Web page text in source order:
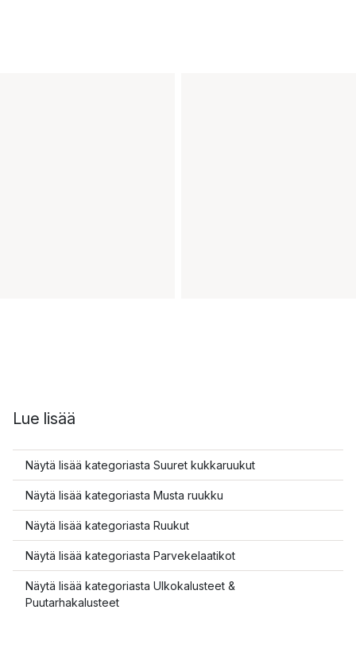
Lue lisää
Näytä lisää kategoriasta Suuret kukkaruukut
Näytä lisää kategoriasta Musta ruukku
Näytä lisää kategoriasta Ruukut
Näytä lisää kategoriasta Parvekelaatikot
Näytä lisää kategoriasta Ulkokalusteet &
Puutarhakalusteet